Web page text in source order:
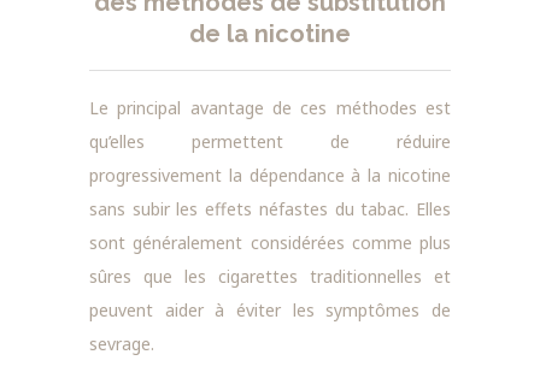
de la nicotine
Le principal avantage de ces méthodes est
qu’elles permettent de réduire
progressivement la dépendance à la nicotine
sans subir les effets néfastes du tabac. Elles
sont généralement considérées comme plus
sûres que les cigarettes traditionnelles et
peuvent aider à éviter les symptômes de
sevrage.